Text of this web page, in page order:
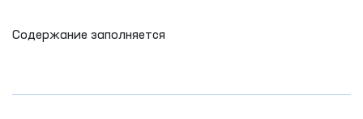
Содержание заполняется